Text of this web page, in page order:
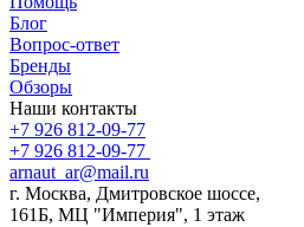
Блог
Вопрос-ответ
Бренды
Обзоры
Наши контакты
+7 926 812-09-77
+7 926 812-09-77
arnaut_ar@mail.ru
г. Москва, Дмитровское шоссе,
161Б, МЦ "Империя", 1 этаж